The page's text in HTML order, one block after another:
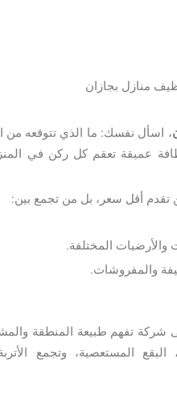
منازل بجازان
، اسأل نفسك: ما الذي تتوقعه من
عميقة تعقم كل ركن في
أقل سعر، بل من تجمع بين:
المختلفة.
والمفروشات.
شركة تفهم طبيعة المنطقة
البقع المستعصية، وتجمع